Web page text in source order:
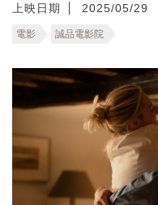
上映日期
2025/05/29
電影 誠品電影院